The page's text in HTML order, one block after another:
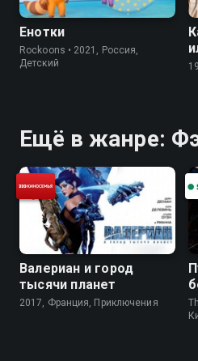
Енотки
Rockoons • 2021, Россия,
Детский
Ещё в жанре:
Валериан и город
тысячи планет
2017, Франция, Приключения